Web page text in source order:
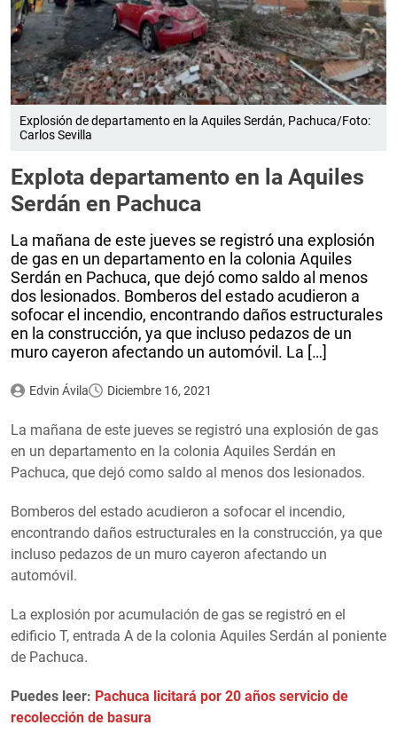
Explosión de departamento en la Aquiles Serdán, Pachuca/Foto:
Carlos Sevilla
Explota departamento en la Aquiles
Serdán en Pachuca
La mañana de este jueves se registró una explosión
de gas en un departamento en la colonia Aquiles
Serdán en Pachuca, que dejó como saldo al menos
dos lesionados. Bomberos del estado acudieron a
sofocar el incendio, encontrando daños estructurales
en la construcción, ya que incluso pedazos de un
muro cayeron afectando un automóvil. La […]
Edvin Ávila Diciembre 16, 2021
La mañana de este jueves se registró una explosión de gas
en un departamento en la colonia Aquiles Serdán en
Pachuca, que dejó como saldo al menos dos lesionados.
Bomberos del estado acudieron a sofocar el incendio,
encontrando daños estructurales en la construcción, ya que
incluso pedazos de un muro cayeron afectando un
automóvil.
La explosión por acumulación de gas se registró en el
edificio T, entrada A de la colonia Aquiles Serdán al poniente
de Pachuca.
Puedes leer: Pachuca licitará por 20 años servicio de
recolección de basura